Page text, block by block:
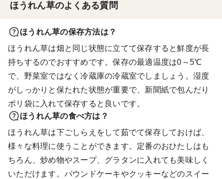
ほうれん草のよくある質問
ほうれん草の保存方法は？
ほうれん草は畑と同じ状態に立てて保存すると鮮度が長
持ちするのでおすすめです。保存の最適温度は0～5℃
で、野菜室ではなく冷蔵庫の冷蔵室でしましょう。湿度
がしっかりと保たれた状態が重要で、新聞紙で包んだり
ポリ袋に入れて保存すると良いです。
ほうれん草の食べ方は？
ほうれん草は下ごしらえをして茹でて保存しておけば、
様々な料理に使うことができます。定番のおひたしはも
ちろん、炒め物やスープ、グラタンに入れても美味しく
いただけます。パウンドケーキやクッキーなどのスイー